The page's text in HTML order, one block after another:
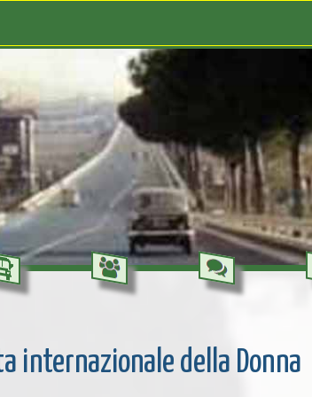
internazionale della Donna